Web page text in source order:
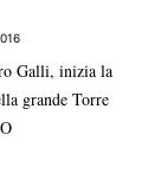
Galli, inizia la
grande Torre